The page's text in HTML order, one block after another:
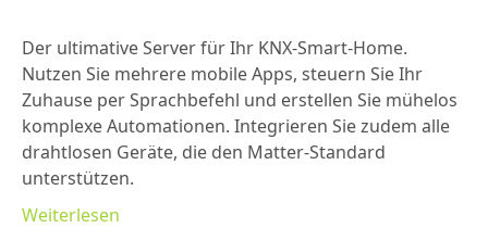
Der ultimative Server für Ihr KNX-Smart-Home.
Nutzen Sie mehrere mobile Apps, steuern Sie Ihr
Zuhause per Sprachbefehl und erstellen Sie mühelos
komplexe Automationen. Integrieren Sie zudem alle
drahtlosen Geräte, die den Matter-Standard
unterstützen.
Weiterlesen